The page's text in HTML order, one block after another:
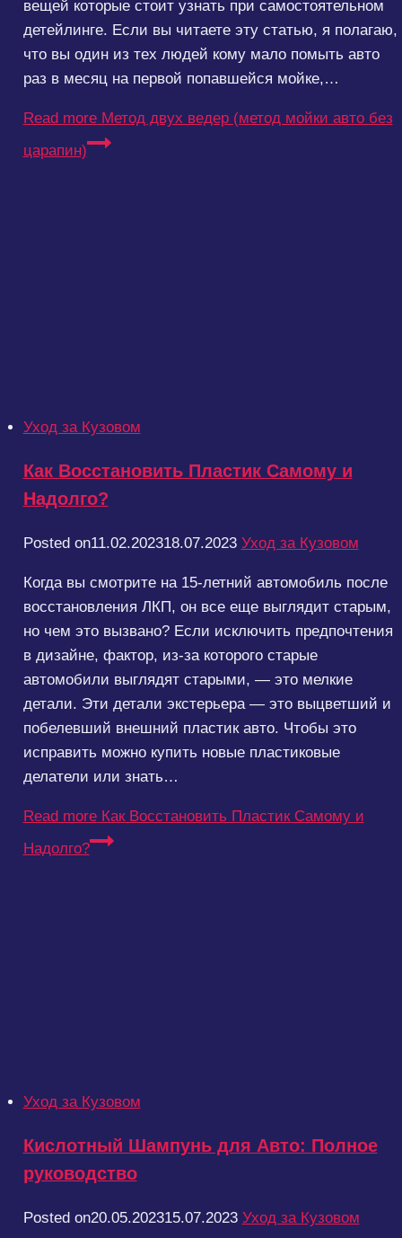
вещей которые стоит узнать при самостоятельном
детейлинге. Если вы читаете эту статью, я полагаю,
что вы один из тех людей кому мало помыть авто
раз в месяц на первой попавшейся мойке,…
Read moreМетод двух ведер (метод мойки авто без
царапин)
Уход за Кузовом
Как Восстановить Пластик Самому и
Надолго?
Posted on11.02.202318.07.2023 Уход за Кузовом
Когда вы смотрите на 15-летний автомобиль после
восстановления ЛКП, он все еще выглядит старым,
но чем это вызвано? Если исключить предпочтения
в дизайне, фактор, из-за которого старые
автомобили выглядят старыми, — это мелкие
детали. Эти детали экстерьера — это выцветший и
побелевший внешний пластик авто. Чтобы это
исправить можно купить новые пластиковые
делатели или знать…
Read moreКак Восстановить Пластик Самому и
Надолго?
Уход за Кузовом
Кислотный Шампунь для Авто: Полное
руководство
Posted on20.05.202315.07.2023 Уход за Кузовом